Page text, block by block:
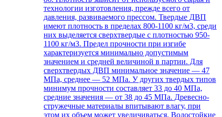
технологии изготовления, прежде всего от
давления, развиваемого прессом. Твердые ДВП
имеют плотность в пределах 800-1100 кг/м3, среди
них выделяется сверхтвердые с плотностью 950-
1100 кг/м3. Предел прочности при изгибе
характеризуется минимально допустимым
значением и средней величиной в партии. Для
сверхтвердых ДВП минимальное значение — 47
МПа, среднее — 52 МПа. У других твердых типов
минимум прочности составляет 33 до 40 МПа,
средние значения — от 38 до 45 МПа. Древесно-
стружечные материалы впитывают влагу, при
этом их объем может увеличиваться. Водостойкие